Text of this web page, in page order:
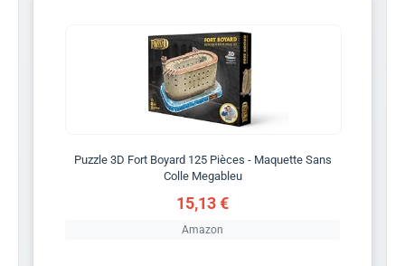
Puzzle 3D Fort Boyard 125 Pièces - Maquette Sans
Colle Megableu
15,13 €
Amazon